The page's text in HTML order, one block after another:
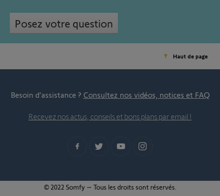
Posez votre question
Haut de page
Besoin d’assistance ? Consultez nos vidéos, notices et FAQ
Recevez nos actus, conseils et bons plans par email !
© 2022 Somfy – Tous les droits sont réservés.